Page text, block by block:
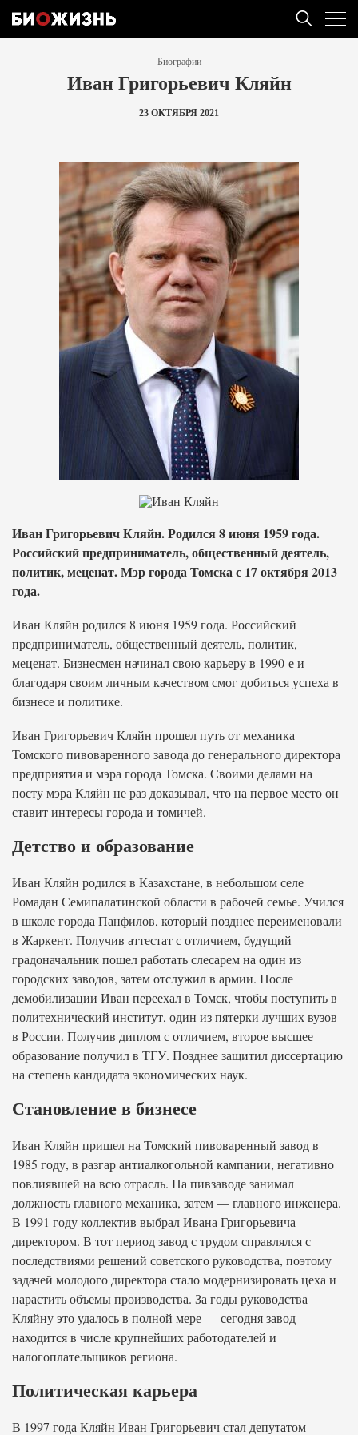
Биографии
Иван Григорьевич Кляйн
23 ОКТЯБРЯ 2021
Иван Григорьевич Кляйн. Родился 8 июня 1959 года.
Российский предприниматель, общественный деятель,
политик, меценат. Мэр города Томска с 17 октября 2013
года.
Иван Кляйн родился 8 июня 1959 года. Российский
предприниматель, общественный деятель, политик,
меценат. Бизнесмен начинал свою карьеру в 1990-е и
благодаря своим личным качеством смог добиться успеха в
бизнесе и политике.
Иван Григорьевич Кляйн прошел путь от механика
Томского пивоваренного завода до генерального директора
предприятия и мэра города Томска. Своими делами на
посту мэра Кляйн не раз доказывал, что на первое место он
ставит интересы города и томичей.
Детство и образование
Иван Кляйн родился в Казахстане, в небольшом селе
Ромадан Семипалатинской области в рабочей семье. Учился
в школе города Панфилов, который позднее переименовали
в Жаркент. Получив аттестат с отличием, будущий
градоначальник пошел работать слесарем на один из
городских заводов, затем отслужил в армии. После
демобилизации Иван переехал в Томск, чтобы поступить в
политехнический институт, один из пятерки лучших вузов
в России. Получив диплом с отличием, второе высшее
образование получил в ТГУ. Позднее защитил диссертацию
на степень кандидата экономических наук.
Становление в бизнесе
Иван Кляйн пришел на Томский пивоваренный завод в
1985 году, в разгар антиалкогольной кампании, негативно
повлиявшей на всю отрасль. На пивзаводе занимал
должность главного механика, затем — главного инженера.
В 1991 году коллектив выбрал Ивана Григорьевича
директором. В тот период завод с трудом справлялся с
последствиями решений советского руководства, поэтому
задачей молодого директора стало модернизировать цеха и
нарастить объемы производства. За годы руководства
Кляйну это удалось в полной мере — сегодня завод
находится в числе крупнейших работодателей и
налогоплательщиков региона.
Политическая карьера
В 1997 года Кляйн Иван Григорьевич стал депутатом